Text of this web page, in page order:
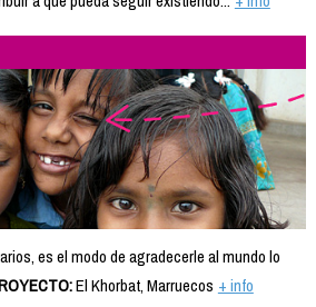
es el modo de agradecerle al mundo lo
El Khorbat, Marruecos + info